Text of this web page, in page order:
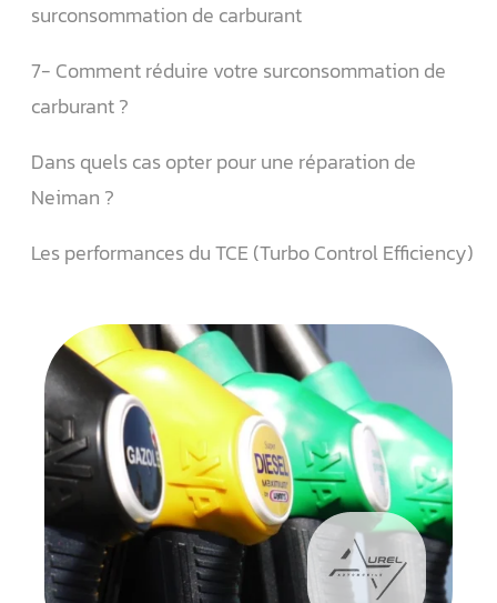
surconsommation de carburant
7- Comment réduire votre surconsommation de
carburant ?
Dans quels cas opter pour une réparation de
Neiman ?
Les performances du TCE (Turbo Control Efficiency)